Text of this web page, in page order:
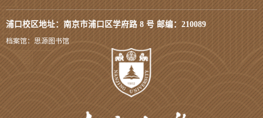
浦口校区地址：南京市浦口区学府路 8 号 邮编：210089
档案馆：思源图书馆